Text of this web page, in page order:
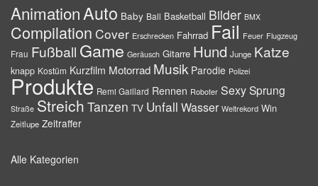
AnimationAuto Baby Ball Basketball Bilder BMX
Compilation Cover Erschrecken Fahrrad Fail Feuer Flugzeug
Frau Fußball Game Geräusch Gitarre Hund Junge Katze
knapp Kostüm Kurzfilm Motorrad Musik Parodie Polizei
Produkte Remi Gaillard Rennen Roboter SexySprung
Straße Streich Tanzen TV Unfall Wasser Weltrekord Win
Zeitlupe Zeitraffer
Alle Kategorien